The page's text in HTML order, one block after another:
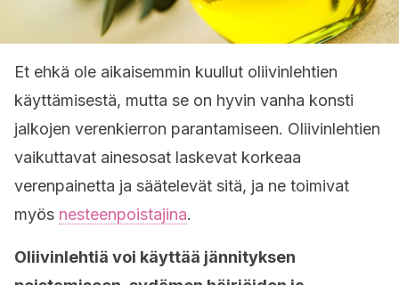
Et ehkä ole aikaisemmin kuullut oliivinlehtien
käyttämisestä, mutta se on hyvin vanha konsti
jalkojen verenkierron parantamiseen. Oliivinlehtien
vaikuttavat ainesosat laskevat korkeaa
verenpainetta ja säätelevät sitä, ja ne toimivat
myös nesteenpoistajina.
Oliivinlehtiä voi käyttää jännityksen